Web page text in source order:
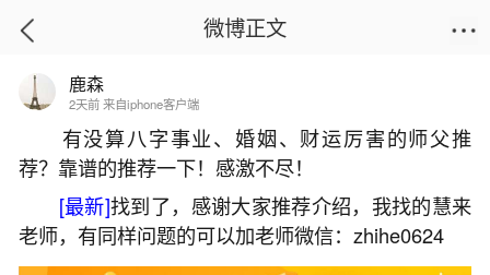
首页
端午节出生的人有什么说法？
2026-06-02 15:51:11 24 10 赞
微博正文
鹿森
2天前 来自iphone客户端
有没算八字事业、婚姻、财运厉害的师父推
荐？靠谱的推荐一下！感激不尽！
[最新]找到了，感谢大家推荐介绍，我找的慧来
老师，有同样问题的可以加老师微信：zhihe0624